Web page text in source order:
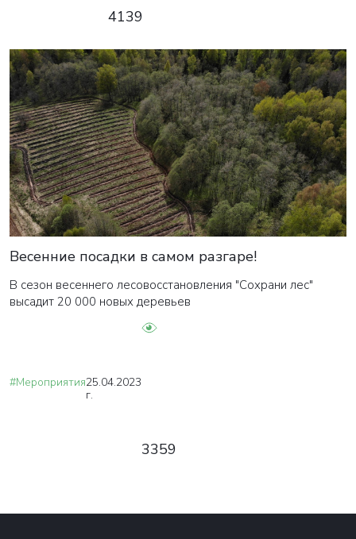
4139
Весенние посадки в самом разгаре!
В сезон весеннего лесовосстановления "Сохрани лес"
высадит 20 000 новых деревьев
#Мероприятия25.04.2023
г.
3359